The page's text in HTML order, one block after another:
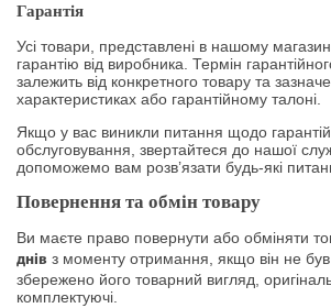
Гарантія
Усі товари, представлені в нашому
гарантію від виробника. Термін
залежить від конкретного товару та
характеристиках або гарантійному талоні.
Якщо у вас виникли питання щодо
обслуговування, звертайтеся до нашої
допоможемо вам розв’язати будь-які
Повернення та обмін товару
Ви маєте право повернути або обміняти
днів з моменту отримання, якщо він не був
збережено його товарний вигляд,
комплектуючі.